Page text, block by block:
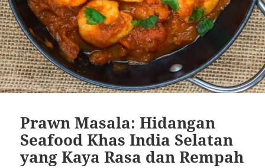
Prawn Masala: Hidangan
Seafood Khas India Selatan
yang Kaya Rasa dan Rempah